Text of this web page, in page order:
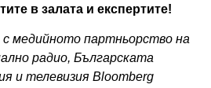
в залата и експертите!
медийното партньорство на
радио, Българската
и телевизия Bloomberg